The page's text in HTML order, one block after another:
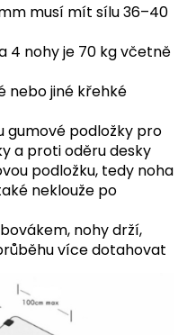
musí mít sílu 36–40
4 nohy je 70 kg včetně
nebo jiné křehké
gumové podložky pro
a proti oděru desky
podložku, tedy noha
neklouže po
nohy drží,
více dotahovat